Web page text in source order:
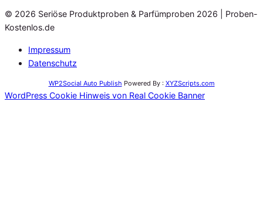
© 2026 Seriöse Produktproben & Parfümproben 2026 | Proben-
Kostenlos.de
Impressum
Datenschutz
WP2Social Auto Publish Powered By : XYZScripts.com
WordPress Cookie Hinweis von Real Cookie Banner